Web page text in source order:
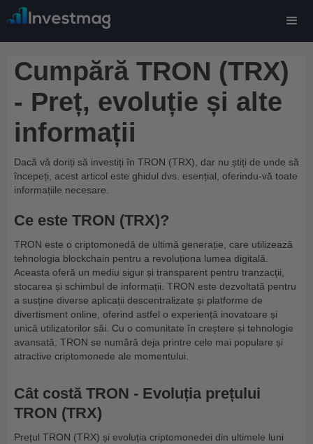
Cumpără TRON (TRX)
- Preț, evoluție și alte
informații
Dacă vă doriți să investiți în TRON (TRX), dar nu știți de unde să
începeți, acest articol este ghidul dvs. esențial, oferindu-vă toate
informațiile necesare.
Ce este TRON (TRX)?
TRON este o criptomonedă de ultimă generație, care utilizează
tehnologia blockchain pentru a revoluționa lumea digitală.
Aceasta oferă un mediu sigur și transparent pentru tranzacții,
stocarea și schimbul de informații. TRON este dezvoltată pentru
a susține diverse aplicații descentralizate și platforme de
divertisment online, oferind astfel o experiență inovatoare și
unică utilizatorilor săi. Cu o comunitate în creștere și tehnologie
avansată, TRON se numără deja printre cele mai populare și
atractive criptomonede ale momentului.
Cât costă TRON - Evoluția prețului
TRON (TRX)
Prețul TRON (TRX) și evoluția criptomonedei din ultimele luni